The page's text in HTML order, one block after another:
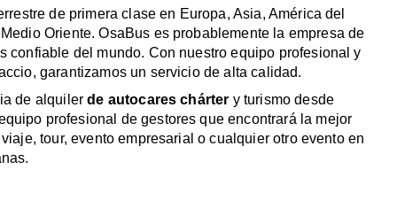
de primera clase en Europa, Asia, América del
Oriente. OsaBus es probablemente la empresa de
confiable del mundo. Con nuestro equipo profesional y
garantizamos un servicio de alta calidad.
de alquilerde autocares chárter y turismo desde
profesional de gestores que encontrará la mejor
tour, evento empresarial o cualquier otro evento en